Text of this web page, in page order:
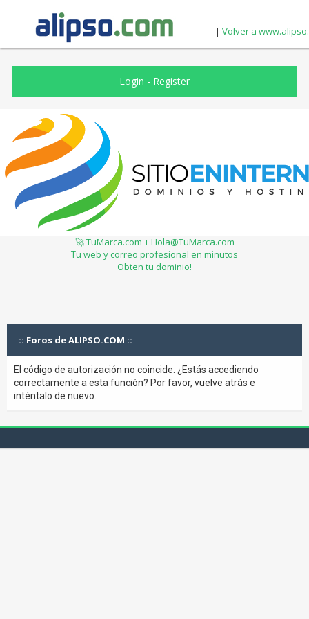
| Volver a
Login - Register
🚀 TuMarca.com + Hola@TuMarca.com
Tu web y correo profesional en minutos
Obten tu dominio!
:: Foros de ALIPSO.COM ::
El código de autorización no coincide. ¿Estás accediendo
correctamente a esta función? Por favor, vuelve atrás e
inténtalo de nuevo.